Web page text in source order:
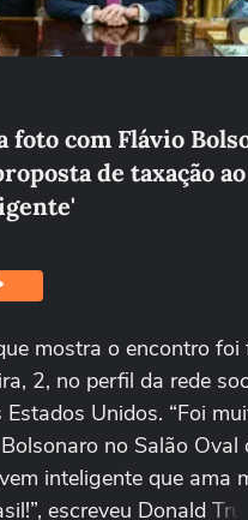
foto com Flávio
de taxação
mostra o encontro foi
2, no perfil da rede
Estados Unidos. “Foi
no Salão Oval
inteligente que ama
escreveu Donald